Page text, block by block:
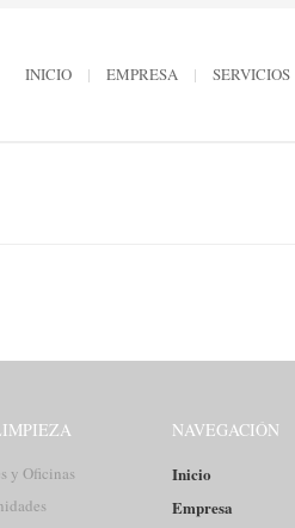
INICIO EMPRESA SERVICIOS
y Oficinas
NAVEGACIÓN
Inicio
Empresa